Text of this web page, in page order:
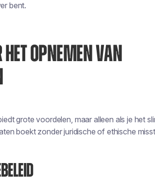
bent.
HET OPNEMEN VAN
grote voordelen, maar alleen als je het
boekt zonder juridische of ethische